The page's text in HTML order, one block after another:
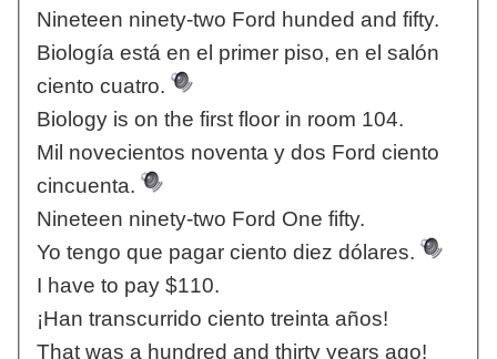
Nineteen ninety-two Ford hunded and fifty.
Biología está en el primer piso, en el salón
ciento cuatro.
Biology is on the first floor in room 104.
Mil novecientos noventa y dos Ford ciento
cincuenta.
Nineteen ninety-two Ford One fifty.
Yo tengo que pagar ciento diez dólares.
I have to pay $110.
¡Han transcurrido ciento treinta años!
That was a hundred and thirty years ago!